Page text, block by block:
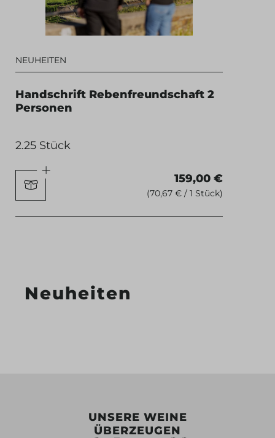
NEUHEITEN
Handschrift Rebenfreundschaft 2
Personen
2.25 Stück
159,00 €
(70,67 € / 1 Stück)
Neuheiten
UNSERE WEINE
ÜBERZEUGEN